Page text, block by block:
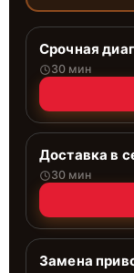
Срочная
30 мин
Доставка в
30 мин
Замена